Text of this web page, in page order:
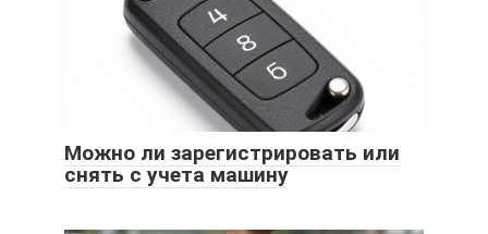
Можно ли зарегистрировать или
снять с учета машину